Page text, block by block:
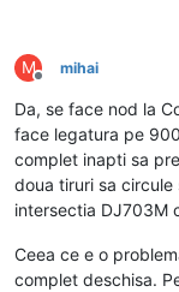
M
Deconectat
mihai
Da, se face nod la
face legatura pe
complet inapti sa
doua tiruri sa circule
intersectia DJ703M
Ceea ce e o
complet deschisa.